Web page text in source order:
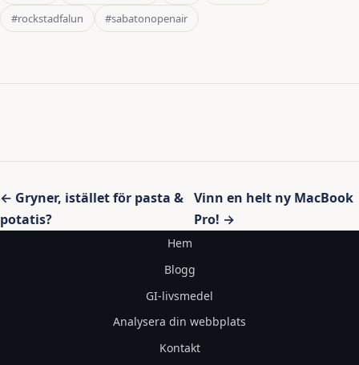
#rockstadfalun
#sabatonopenair
Inläggsnavigering
← Gryner, istället för pasta &
potatis?
Vinn en helt ny MacBook
Pro! →
Hem
Blogg
GI-livsmedel
Analysera din webbplats
Kontakt